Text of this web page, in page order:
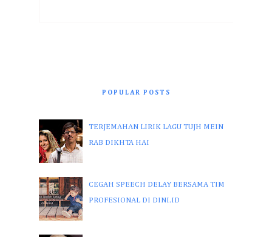
POPULAR POSTS
TERJEMAHAN LIRIK LAGU TUJH MEIN
RAB DIKHTA HAI
CEGAH SPEECH DELAY BERSAMA TIM
PROFESIONAL DI DINI.ID